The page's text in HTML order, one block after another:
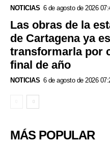
NOTICIAS 6 de agosto de 2026
Las obras de la
de Cartagena ya
transformarla por
final de año
NOTICIAS 6 de agosto de 2026
MÁS POPULAR